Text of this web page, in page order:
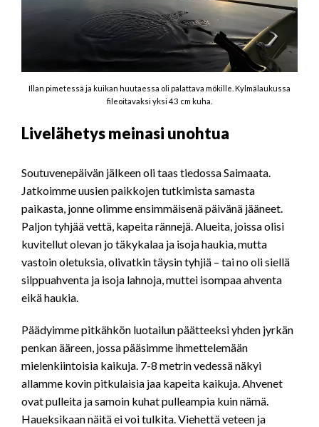
Illan pimetessä ja kuikan huutaessa oli palattava mökille. Kylmälaukussa
fileoitavaksi yksi 43 cm kuha.
Livelähetys meinasi unohtua
Soutuvenepäivän jälkeen oli taas tiedossa Saimaata.
Jatkoimme uusien paikkojen tutkimista samasta
paikasta, jonne olimme ensimmäisenä päivänä jääneet.
Paljon tyhjää vettä, kapeita rännejä. Alueita, joissa olisi
kuvitellut olevan jo täkykalaa ja isoja haukia, mutta
vastoin oletuksia, olivatkin täysin tyhjiä – tai no oli siellä
silppuahventa ja isoja lahnoja, muttei isompaa ahventa
eikä haukia.
Päädyimme pitkähkön luotailun päätteeksi yhden jyrkän
penkan ääreen, jossa pääsimme ihmettelemään
mielenkiintoisia kaikuja. 7-8 metrin vedessä näkyi
allamme kovin pitkulaisia jaa kapeita kaikuja. Ahvenet
ovat pulleita ja samoin kuhat pulleampia kuin nämä.
Haueksikaan näitä ei voi tulkita. Viehettä veteen ja